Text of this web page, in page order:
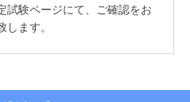
試験ページにて、ご確認をお
します。